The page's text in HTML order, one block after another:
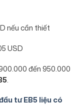
nếu cần thiết
USD
đến 950.000
.
tư EB5 liệu có